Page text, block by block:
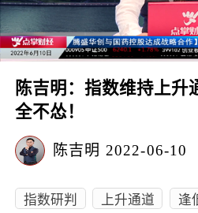
陈吉明：指数维持上升
全不怂！
陈吉明 2022-06-10
指数研判 上升通道 逢